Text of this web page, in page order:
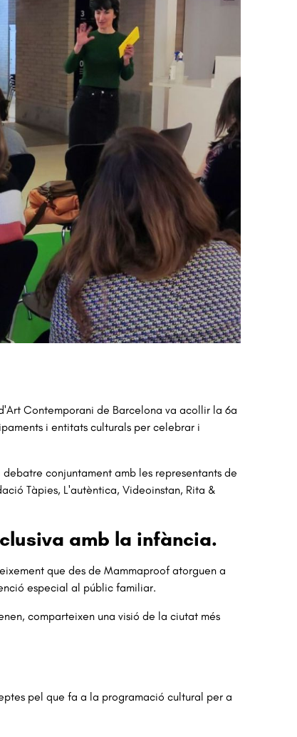
Contemporani de Barcelona va acollir la 6a
i entitats culturals per celebrar i
conjuntament amb les representants de
Tàpies, L'autèntica, Videoinstan, Rita &
amb la infància.
que des de Mammaproof atorguen a
especial al públic familiar.
comparteixen una visió de la ciutat més
pel que fa a la programació cultural per a